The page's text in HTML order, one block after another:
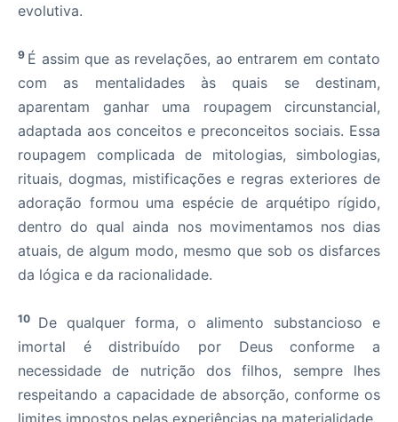
evolutiva.
9 É assim que as revelações, ao entrarem em contato
com as mentalidades às quais se destinam,
aparentam ganhar uma roupagem circunstancial,
adaptada aos conceitos e preconceitos sociais. Essa
roupagem complicada de mitologias, simbologias,
rituais, dogmas, mistificações e regras exteriores de
adoração formou uma espécie de arquétipo rígido,
dentro do qual ainda nos movimentamos nos dias
atuais, de algum modo, mesmo que sob os disfarces
da lógica e da racionalidade.
10 De qualquer forma, o alimento substancioso e
imortal é distribuído por Deus conforme a
necessidade de nutrição dos filhos, sempre lhes
respeitando a capacidade de absorção, conforme os
limites impostos pelas experiências na materialidade.